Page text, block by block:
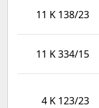
11 K 138/23
11 K 334/15
4 K 123/23